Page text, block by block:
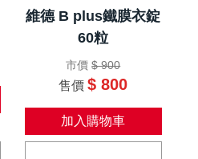
維德 B plus鐵膜衣錠
60粒
市價 $ 900
售價 $ 800
加入購物車